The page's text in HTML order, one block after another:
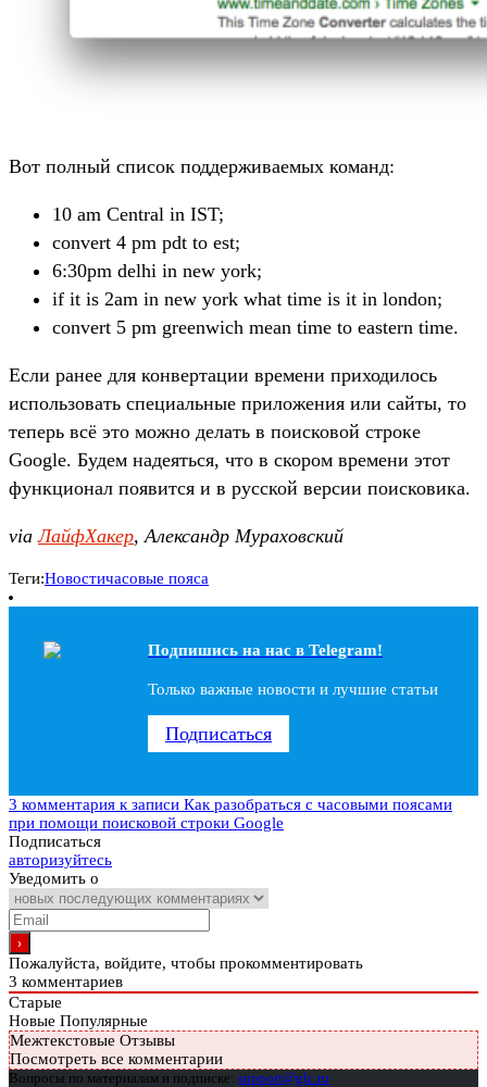
Вот полный список поддерживаемых команд:
10 am Central in IST;
convert 4 pm pdt to est;
6:30pm delhi in new york;
if it is 2am in new york what time is it in london;
convert 5 pm greenwich mean time to eastern time.
Если ранее для конвертации времени приходилось
использовать специальные приложения или сайты, то
теперь всё это можно делать в поисковой строке
Google. Будем надеяться, что в скором времени этот
функционал появится и в русской версии поисковика.
viaЛайфХакер, Александр Мураховский
Теги:Новостичасовые пояса
Подпишись на наc в Telegram!
Только важные новости и лучшие статьи
Подписаться
3 комментария к записи Как разобраться с часовыми поясами
при помощи поисковой строки Google
Подписаться
авторизуйтесь
Уведомить о
Пожалуйста, войдите, чтобы прокомментировать
3 комментариев
Старые
Новые Популярные
Межтекстовые Отзывы
Посмотреть все комментарии
Вопросы по материалам и подписке: support@glc.ru